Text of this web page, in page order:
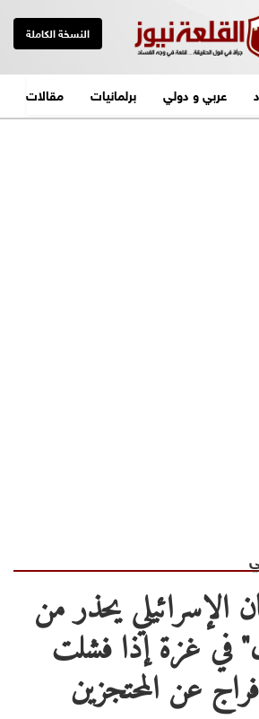
النسخة الكاملة
عربي و دولي برلمانيات مقالات
الإسرائيلي يحذر من
في غزة إذا فشلت
عن المحتجزين